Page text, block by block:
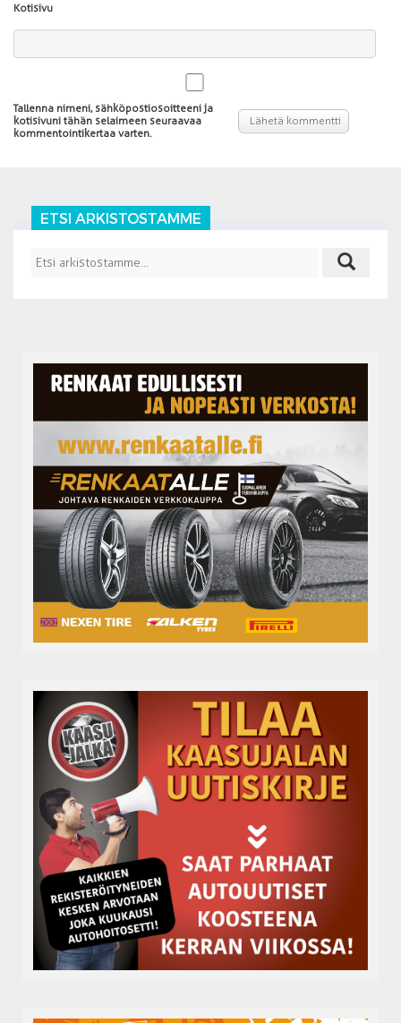
Kotisivu
Tallenna nimeni, sähköpostiosoitteeni ja
kotisivuni tähän selaimeen seuraavaa
kommentointikertaa varten.
ETSI ARKISTOSTAMME